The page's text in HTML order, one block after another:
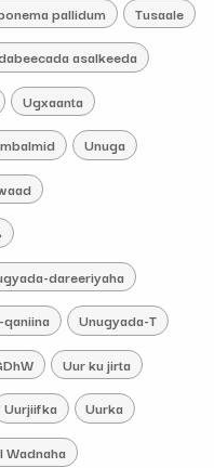
pallidum Tusaale
asalkeeda
Ugxaanta
Unuga
dareeriyaha
Unugyada-T
Uur ku jirta
Uurjiifka Uurka
Wadnaha